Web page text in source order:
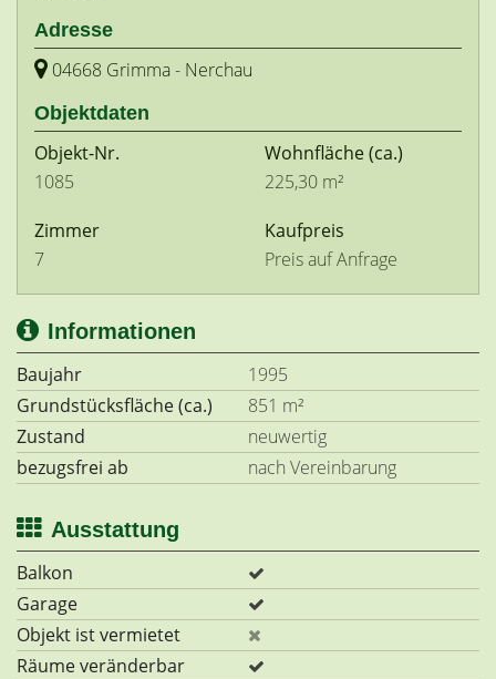
Adresse
04668 Grimma - Nerchau
Objektdaten
Objekt-Nr.
1085
Wohnfläche(ca.)
225,30 m²
Zimmer
7
Kaufpreis
Preis auf Anfrage
Informationen
Baujahr
1995
Grundstücksfläche (ca.)
851 m²
Zustand
neuwertig
bezugsfrei ab
nach Vereinbarung
Ausstattung
Balkon
Garage
Objekt ist vermietet
Räume veränderbar